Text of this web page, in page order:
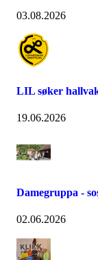
03.08.2026
LIL søker
19.06.2026
Damegruppa -
02.06.2026